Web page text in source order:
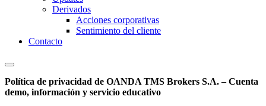
Derivados
Acciones corporativas
Sentimiento del cliente
Contacto
Política de privacidad de OANDA TMS Brokers S.A. – Cuenta
demo, información y servicio educativo